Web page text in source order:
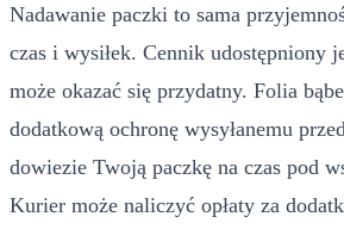
Nadawanie paczki to sama
czas i wysiłek. Cennik udostępniony
może okazać się przydatny. Folia
dodatkową ochronę wysyłanemu
dowiezie Twoją paczkę na czas pod
Kurier może naliczyć opłaty za